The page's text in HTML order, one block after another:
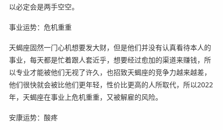
以必定会是两手空空。
事业运势：危机重重
天蝎座固然一门心机想要发大财，但是他们并没有认真看待本人的
事业，每天都是忙着跟人套近乎，想要经过愈加的渠道来赚钱，所
以专业才能被他们无视了许久，也招致天蝎座的竞争力越来越差，
他们很快就会被比他们更年轻，性价比更高的人所取代，所以2022
年，天蝎座在事业上危机重重，又被解雇的风险。
安康运势：酸疼